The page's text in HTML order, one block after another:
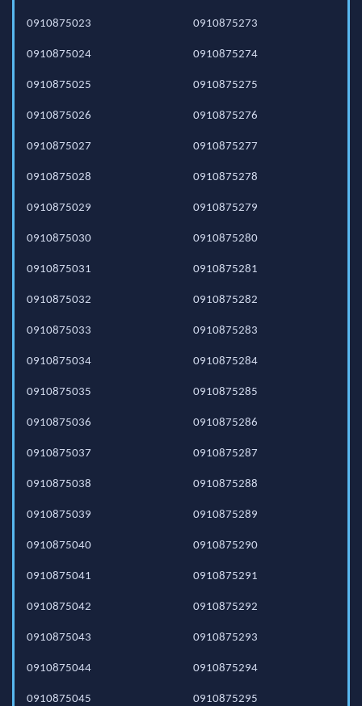
0910875023
0910875024
0910875025
0910875026
0910875027
0910875028
0910875029
0910875030
0910875031
0910875032
0910875033
0910875034
0910875035
0910875036
0910875037
0910875038
0910875039
0910875040
0910875041
0910875042
0910875043
0910875044
0910875045
0910875273
0910875274
0910875275
0910875276
0910875277
0910875278
0910875279
0910875280
0910875281
0910875282
0910875283
0910875284
0910875285
0910875286
0910875287
0910875288
0910875289
0910875290
0910875291
0910875292
0910875293
0910875294
0910875295